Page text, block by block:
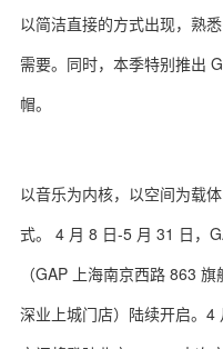
以简洁直接的方式出现，熟
需要。同时，本季特别推出
帽。
以音乐为内核，以空间为载
式。 4 月 8 日-5 月 31 日，
（GAP 上海南京西路 863
深业上城门店）陆续开启。